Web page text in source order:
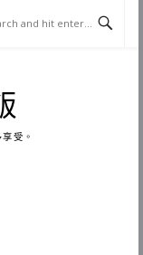
受。